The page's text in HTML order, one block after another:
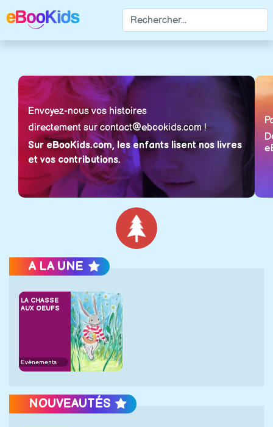
Envoyez-nous vos histoires
directement sur contact@ebookids.com !
Sur eBooKids.com, les enfants lisent nos livres
et vos contributions.
Noël
A LA UNE
LA CHASSE
AUX OEUFS
Evènements
NOUVEAUTÉS